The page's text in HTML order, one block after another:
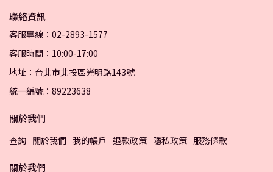
聯絡資訊
客服專線：02-2893-1577
客服時間：10:00-17:00
地址：台北市北投區光明路143號
統一編號：89223638
關於我們
查詢 關於我們 我的帳戶 退款政策 隱私政策 服務條款
關於我們